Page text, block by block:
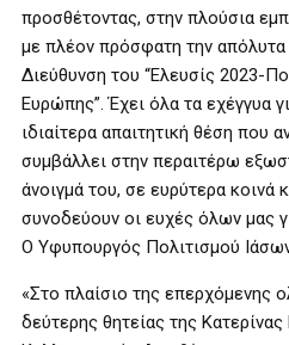
προσθέτοντας, στην πλούσια
με πλέον πρόσφατη την απόλυτα
Διεύθυνση του “Ελευσίς 2023-
Ευρώπης”. Έχει όλα τα εχέγγυα
ιδιαίτερα απαιτητική θέση που
συμβάλλει στην περαιτέρω
άνοιγμά του, σε ευρύτερα
συνοδεύουν οι ευχές όλων μας
Ο Υφυπουργός Πολιτισμού
«Στο πλαίσιο της επερχόμενης
δεύτερης θητείας της